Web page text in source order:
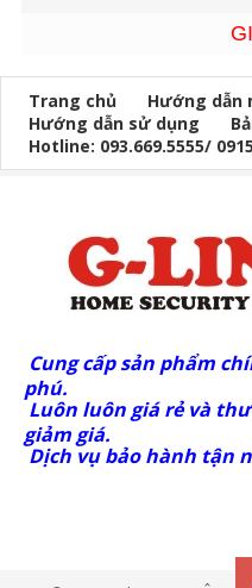
Trang chủ
Hướng dẫn
Hướng dẫn sử dụng
Hotline: 093.669.5555/
Cung cấp sản phẩm
phú.
Luôn luôn giá rẻ và
giảm giá.
Dịch vụ bảo hành tận